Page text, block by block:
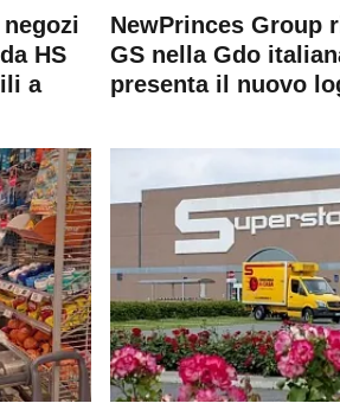
HS
a
NewPrinces Group
GS nella Gdo
presenta il nuovo